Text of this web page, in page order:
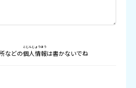
などの個人情報
こじんじょうほう
は書かないでね